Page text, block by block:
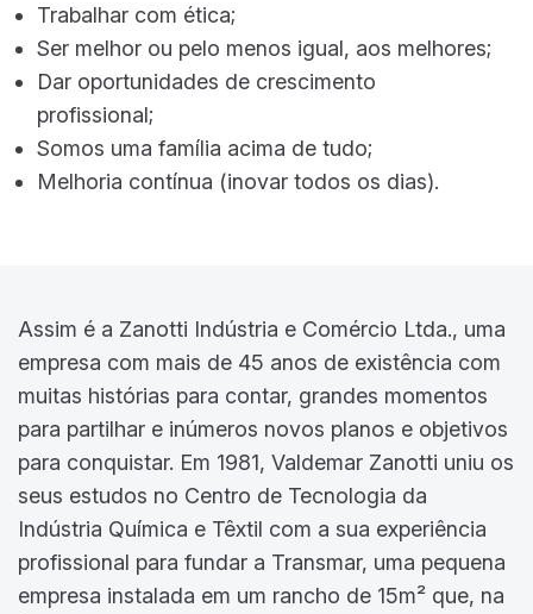
Trabalhar com ética;
Ser melhor ou pelo menos igual, aos melhores;
Dar oportunidades de crescimento
profissional;
Somos uma família acima de tudo;
Melhoria contínua (inovar todos os dias).
Assim é a Zanotti Indústria e Comércio Ltda., uma
empresa com mais de 45 anos de existência com
muitas histórias para contar, grandes momentos
para partilhar e inúmeros novos planos e objetivos
para conquistar. Em 1981, Valdemar Zanotti uniu os
seus estudos no Centro de Tecnologia da
Indústria Química e Têxtil com a sua experiência
profissional para fundar a Transmar, uma pequena
empresa instalada em um rancho de 15m² que, na